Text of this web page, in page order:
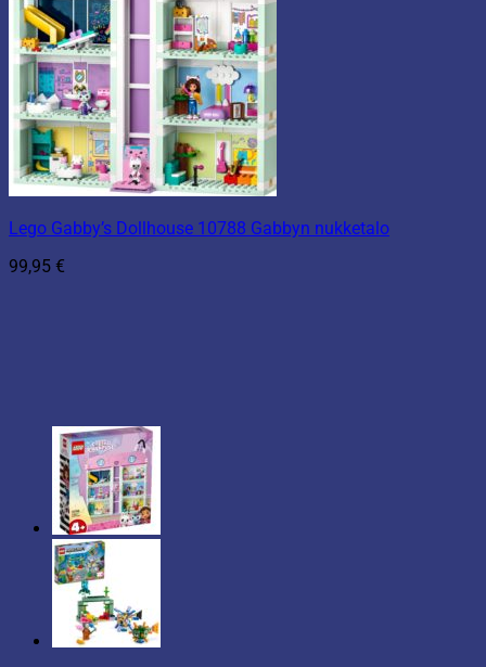
Lego Gabby’s Dollhouse 10788 Gabbyn nukketalo
99,95 €